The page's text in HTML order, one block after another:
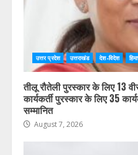
उत्तर प्रदेश उत्तराखंड देश-विदेश
तीलू रौतेली पुरस्कार के लिए 13
कार्यकर्ती पुरस्कार के लिए 35
सम्मानित
August 7, 2026